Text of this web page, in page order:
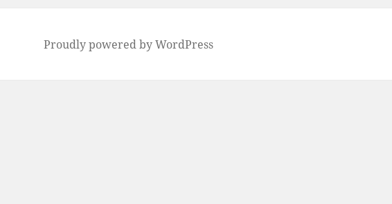
Proudly powered by WordPress